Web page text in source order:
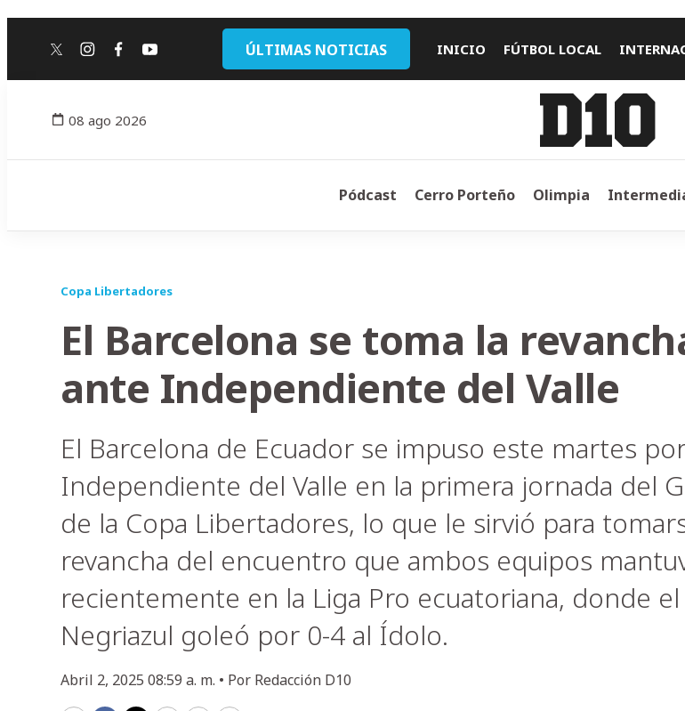
twitterinstagram
facebook
youtube ÚLTIMAS NOTICIAS INICIO FÚTBOL LOCAL
08 ago 2026
Pódcast Cerro Porteño Olimpia
Copa Libertadores
El Barcelona se toma la
ante Independiente del Valle
El Barcelona de Ecuador se impuso este martes
Independiente del Valle en la primera jornada del
de la Copa Libertadores, lo que le sirvió para
revancha del encuentro que ambos equipos
recientemente en la Liga Pro ecuatoriana, donde el
Negriazul goleó por 0-4 al Ídolo.
Abril 2, 2025 08:59 a. m. • Por Redacción D10